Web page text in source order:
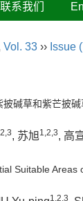
联系我们
Vol. 33 ›› Issue
碱草和紫芒披
, 苏旭1,2,3, 高
Suitable Areas
1,2,3